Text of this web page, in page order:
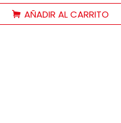
AÑADIR AL CARRITO